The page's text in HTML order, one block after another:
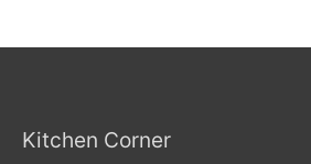
Kitchen Corner